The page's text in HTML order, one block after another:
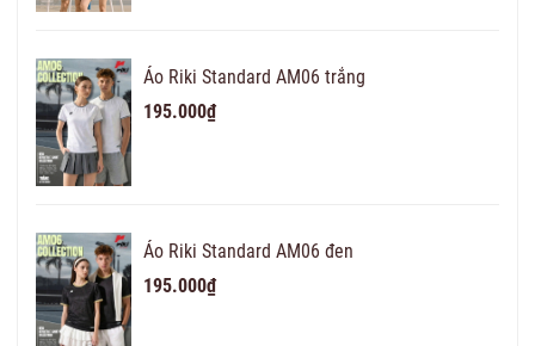
Áo Riki Standard AM06 trắng
195.000₫
Áo Riki Standard AM06 đen
195.000₫